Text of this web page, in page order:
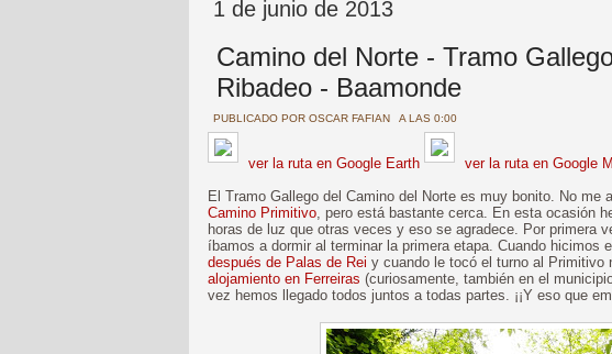
1 de junio de 2013
Camino del Norte - Tramo
Ribadeo - Baamonde
PUBLICADO POR OSCAR FAFIAN A LAS 0:00
ver la ruta en Google Earth ver la ruta en Google
El Tramo Gallego del Camino del Norte es muy bonito. No me
Camino Primitivo, pero está bastante cerca. En esta ocasión
horas de luz que otras veces y eso se agradece. Por primera
íbamos a dormir al terminar la primera etapa. Cuando hicimos
después de Palas de Rei y cuando le tocó el turno al Primitivo
alojamiento en Ferreiras (curiosamente, también en el
vez hemos llegado todos juntos a todas partes. ¡¡Y eso que